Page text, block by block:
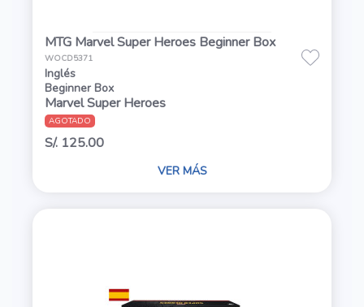
MTG Marvel Super Heroes Beginner Box
WOCD5371
Inglés
Beginner Box
Marvel Super Heroes
AGOTADO
S/. 125.00
VER MÁS